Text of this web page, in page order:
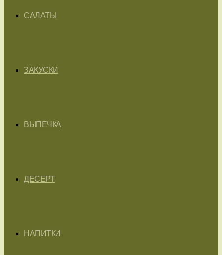
САЛАТЫ
ЗАКУСКИ
ВЫПЕЧКА
ДЕСЕРТ
НАПИТКИ